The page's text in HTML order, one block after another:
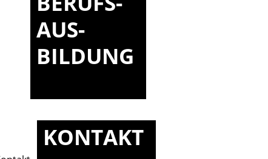
AUS-
BILDUNG
KONTAKT